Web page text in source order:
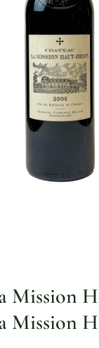
Mission
Mission